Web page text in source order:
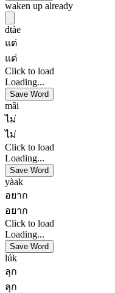
waken up already
dtàe
แต่
แต่
Click to load
Loading...
Save Word
mâi
ไม่
ไม่
Click to load
Loading...
Save Word
yàak
อยาก
อยาก
Click to load
Loading...
Save Word
lúk
ลุก
ลุก